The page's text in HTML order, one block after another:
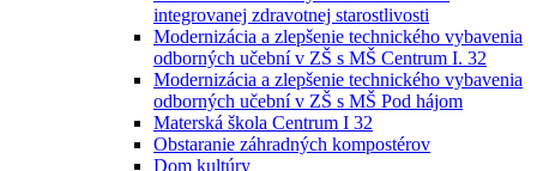
integrovanej zdravotnej starostlivosti
Modernizácia a zlepšenie technického vybavenia
odborných učební v ZŠ s MŠ Centrum I. 32
Modernizácia a zlepšenie technického vybavenia
odborných učební v ZŠ s MŠ Pod hájom
Materská škola Centrum I 32
Obstaranie záhradných kompostérov
Dom kultúry